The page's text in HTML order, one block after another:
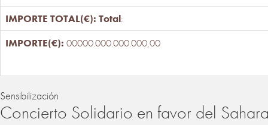
Total:
00000.000.000.000,00
Sensibilización
Concierto Solidario en favor del